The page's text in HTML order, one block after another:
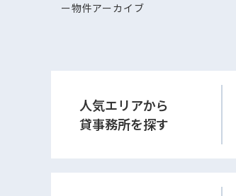
物件アーカイブ
人気エリアから
貸事務所を探す